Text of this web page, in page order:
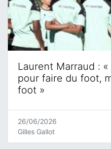
Laurent Marraud : «
pour faire du foot,
foot »
26/06/2026
Gilles Gallot